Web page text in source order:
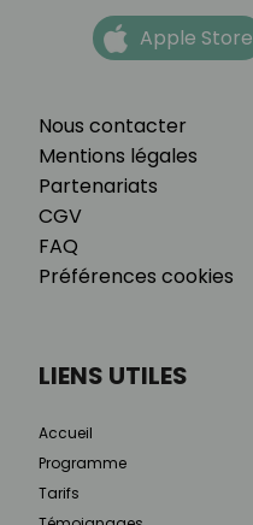
Nous contacter
Mentions légales
Partenariats
CGV
FAQ
Préférences cookies
Apple Store
LIENS UTILES
Accueil
Programme
Tarifs